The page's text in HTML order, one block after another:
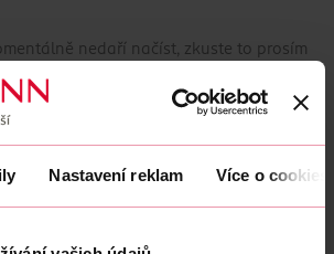
Nastavení reklam Více o cookies
nedaří načíst, zkuste to prosím